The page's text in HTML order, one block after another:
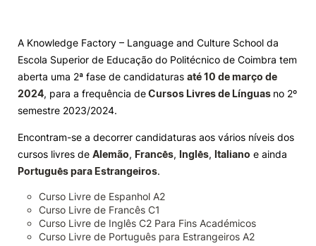
Alunos
Knowledge Factory
Candidaturas
Elogio / Sugestão / Reclamação Contactos Denúncias
A Knowledge Factory – Language and Culture School da
Escola Superior de Educação do Politécnico de Coimbra tem
aberta uma 2ª fase de candidaturas até 10 de março de
2024, para a frequência deCursos Livres de Línguas no 2º
semestre 2023/2024.
Encontram-se a decorrer candidaturas aos vários níveis dos
cursos livres de Alemão, Francês, Inglês, Italiano e ainda
Português para Estrangeiros.
Curso Livre de Espanhol A2
Curso Livre de Francês C1
Curso Livre de Inglês C2 Para Fins Académicos
Curso Livre de Português para Estrangeiros A2